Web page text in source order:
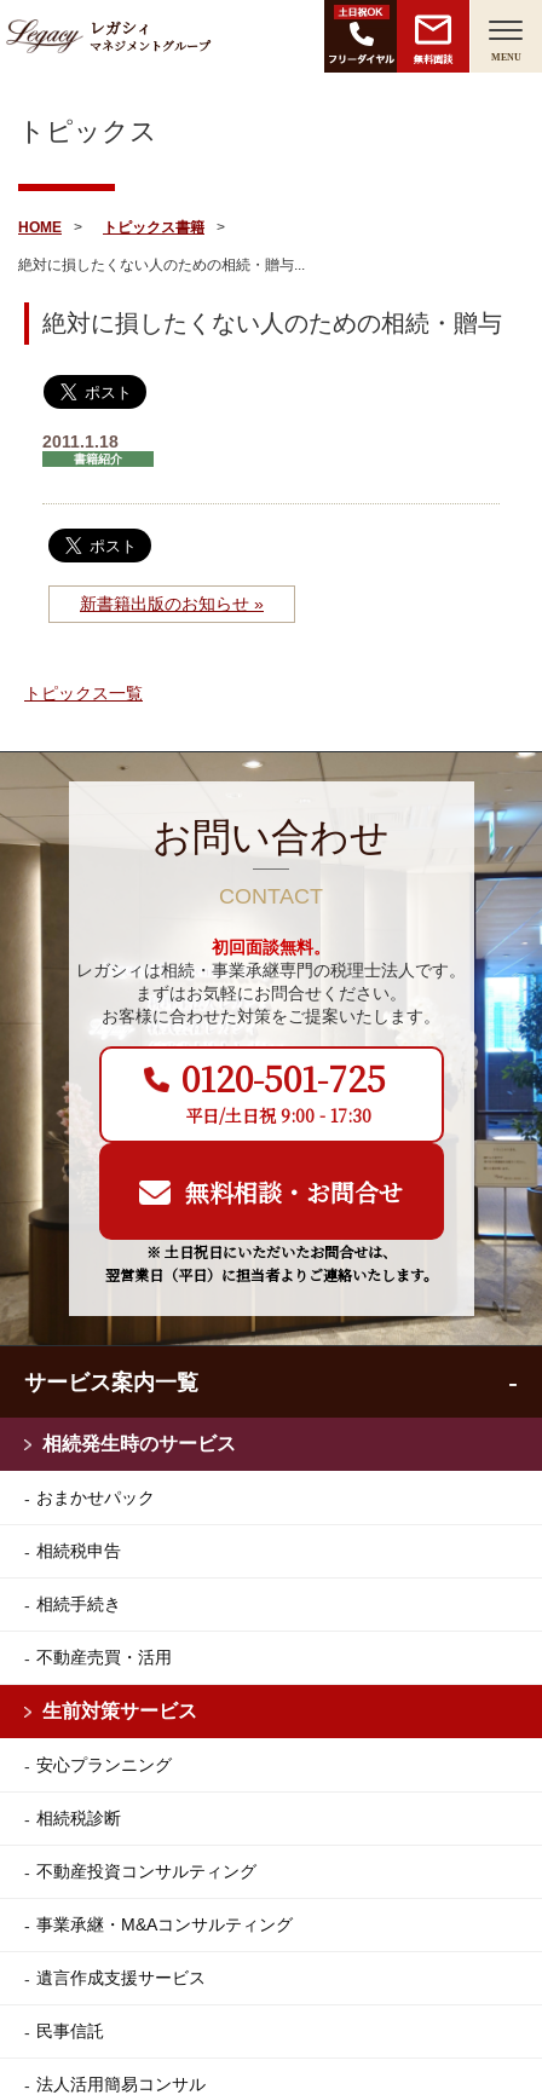
レガシィ
マネジメントグループ
無料面談 MENU
トピックス
HOME トピックス書籍
絶対に損したくない人のための相続・贈与...
絶対に損したくない人のための相続・贈与
2011.1.18
書籍紹介
新書籍出版のお知らせ »
トピックス一覧
お問い合わせ
CONTACT
初回面談無料。
レガシィは相続・事業承継専門の税理士法人です。
まずはお気軽にお問合せください。
お客様に合わせた対策をご提案いたします。
0120-501-725
平日/土日祝 9:00 - 17:30
無料相談・お問合せ
※ 土日祝日にいただいたお問合せは、
翌営業日（平日）に担当者よりご連絡いたします。
サービス案内一覧
相続発生時のサービス
おまかせパック
相続税申告
相続手続き
不動産売買・活用
生前対策サービス
安心プランニング
相続税診断
不動産投資コンサルティング
事業承継・M&Aコンサルティング
遺言作成支援サービス
民事信託
法人活用簡易コンサル